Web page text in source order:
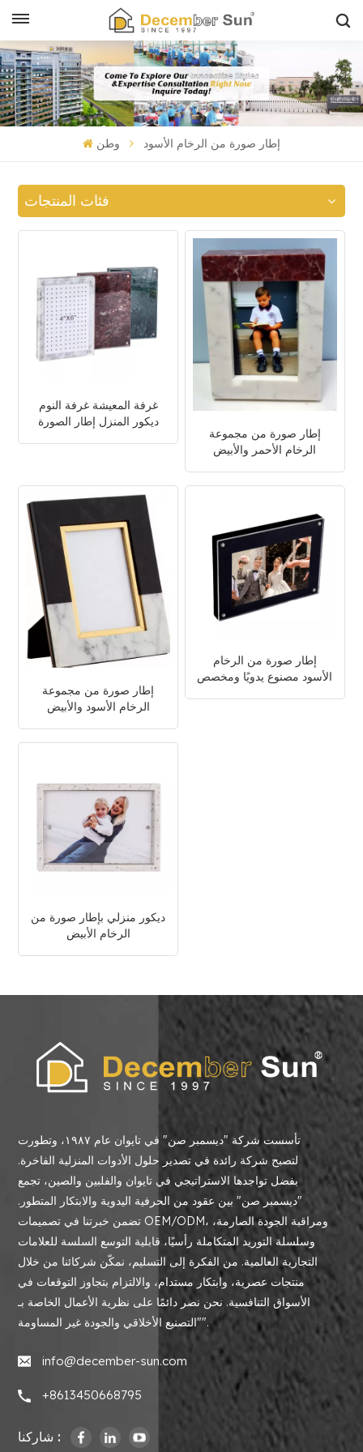
وطن إطار صورة من الرخام الأسود
فئات المنتجات
غرفة المعيشة غرفة النوم
ديكور المنزل إطار الصورة
إطار صورة من مجموعة
الرخام الأحمر والأبيض
إطار صورة من مجموعة
الرخام الأسود والأبيض
إطار صورة من الرخام
الأسود مصنوع يدويًا ومخصص
ديكور منزلي بإطار صورة من
الرخام الأبيض
تأسست شركة "ديسمبر صن" في تايوان عام ١٩٨٧، وتطورت
لتصبح شركة رائدة في تصدير حلول الأدوات المنزلية الفاخرة.
بفضل تواجدها الاستراتيجي في تايوان والفلبين والصين، تجمع
"ديسمبر صن" بين عقود من الحرفية اليدوية والابتكار المتطور.
تضمن خبرتنا في تصميمات OEM/ODM، ومراقبة الجودة الصارمة،
وسلسلة التوريد المتكاملة رأسيًا، قابلية التوسع السلسة للعلامات
التجارية العالمية. من الفكرة إلى التسليم، نمكّن شركائنا من خلال
منتجات عصرية، وابتكار مستدام، والالتزام بتجاوز التوقعات في
الأسواق التنافسية. نحن نصر دائمًا على نظرية الأعمال الخاصة بـ
"التصنيع الأخلاقي والجودة غير المساومة".
info@december-sun.com
+8613450668795
شاركنا :